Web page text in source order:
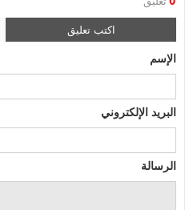
اكتب تعليق
الإسم
البريد الإلكتروني
الرسالة